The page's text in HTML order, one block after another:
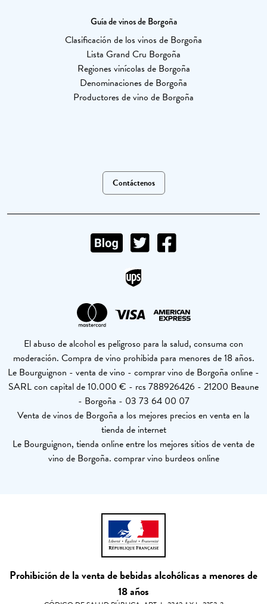
Guía de vinos de Borgoña
Clasificación de los vinos de Borgoña
Lista Grand Cru Borgoña
Regiones vinícolas de Borgoña
Denominaciones de Borgoña
Productores de vino de Borgoña
Contáctenos
El abuso de alcohol es peligroso para la salud, consuma con
moderación. Compra de vino prohibida para menores de 18 años.
Le Bourguignon - venta de vino - comprar vino de Borgoña online -
SARL con capital de 10.000 € - rcs 788926426 - 21200 Beaune
- Borgoña - 03 73 64 00 07
Venta de vinos de Borgoña a los mejores precios en venta en la
tienda de internet
Le Bourguignon, tienda online entre los mejores sitios de venta de
vino de Borgoña. comprar vino burdeos online
Prohibición de la venta de bebidas alcohólicas a menores de
18 años